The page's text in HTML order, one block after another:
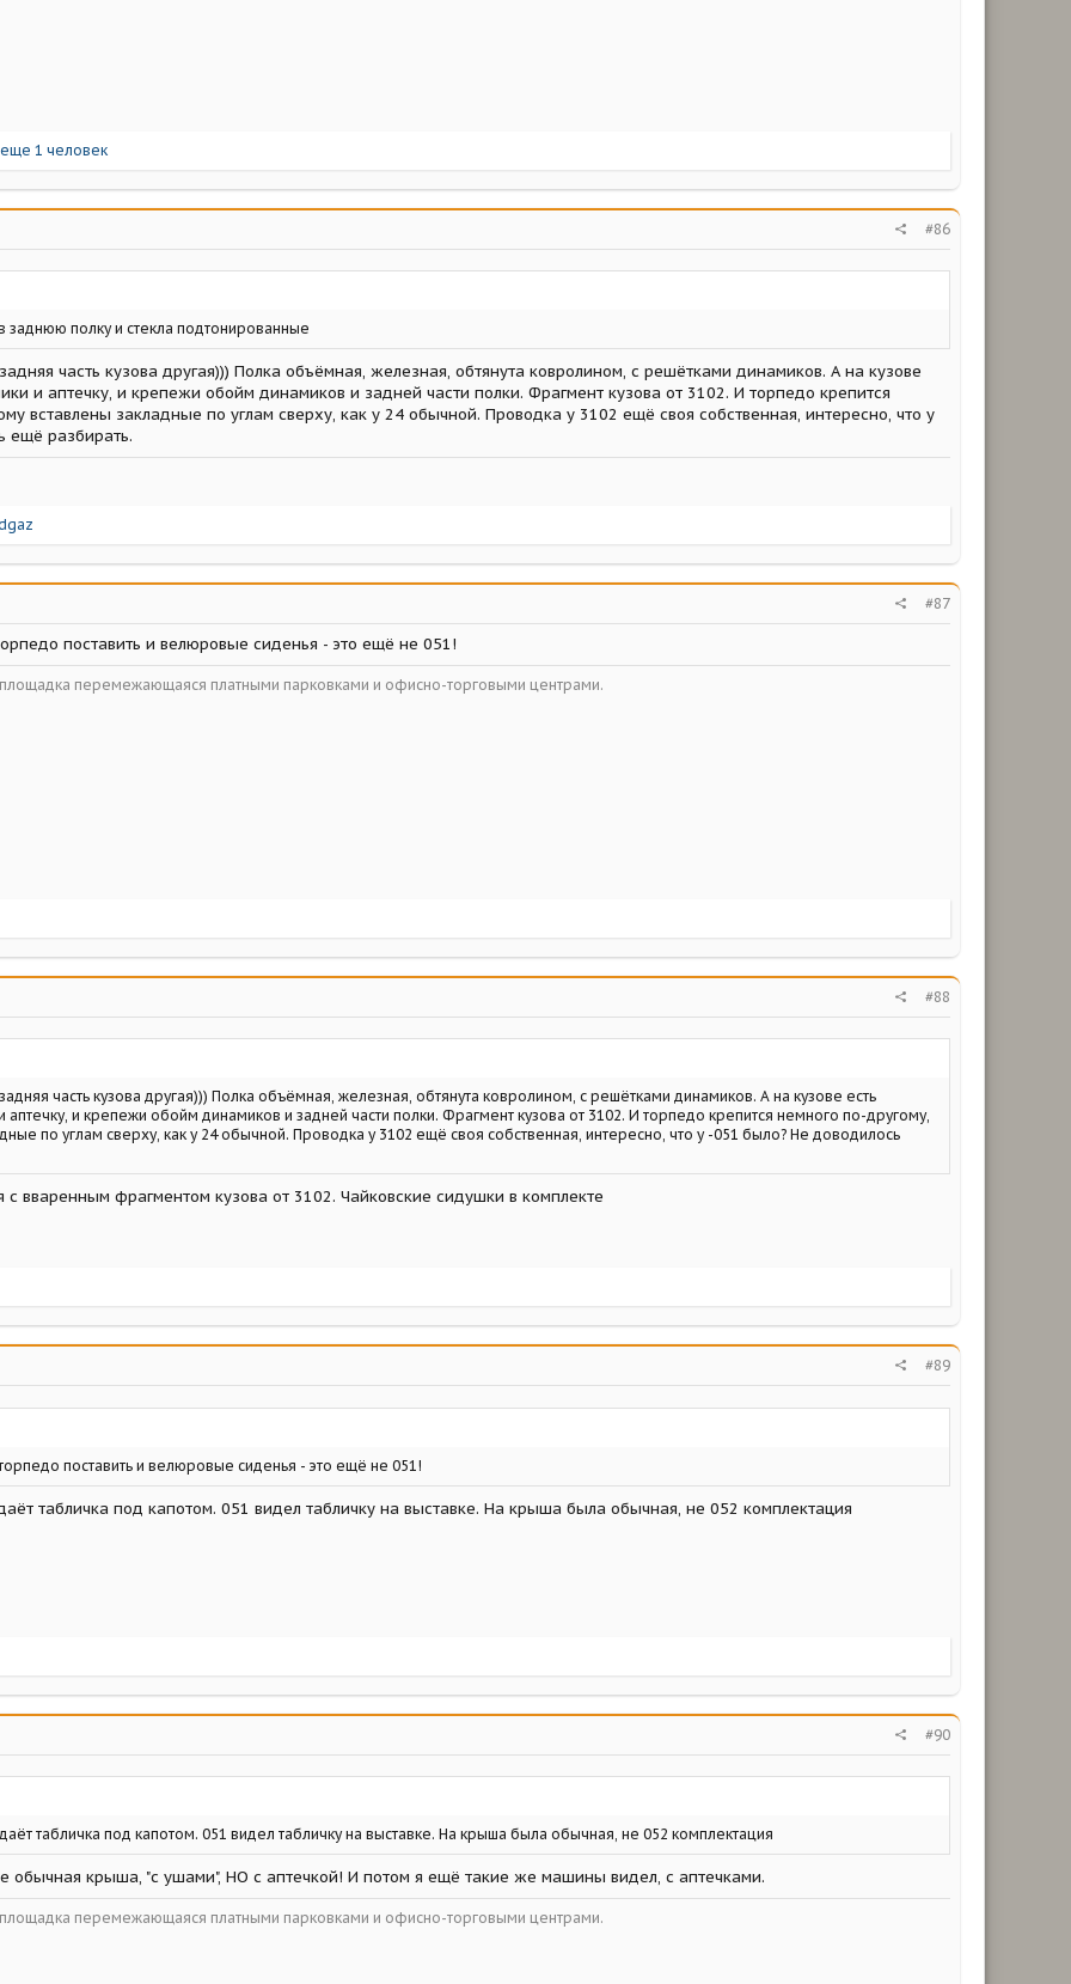
1 человек
#86
заднюю полку и стекла подтонированные
часть кузова другая))) Полка объёмная, железная, обтянута ковролином, с решётками динамиков. А на кузове
и аптечку, и крепежи обойм динамиков и задней части полки. Фрагмент кузова от 3102. И торпедо крепится
вставлены закладные по углам сверху, как у 24 обычной. Проводка у 3102 ещё своя собственная, интересно, что у
ещё разбирать.
#87
поставить и велюровые сиденья - это ещё не 051!
перемежающаяся платными парковками и офисно-торговыми центрами.
#88
часть кузова другая))) Полка объёмная, железная, обтянута ковролином, с решётками динамиков. А на кузове есть
аптечку, и крепежи обойм динамиков и задней части полки. Фрагмент кузова от 3102. И торпедо крепится немного по-другому,
по углам сверху, как у 24 обычной. Проводка у 3102 ещё своя собственная, интересно, что у -051 было? Не доводилось
с вваренным фрагментом кузова от 3102. Чайковские сидушки в комплекте
#89
поставить и велюровые сиденья - это ещё не 051!
табличка под капотом. 051 видел табличку на выставке. На крыша была обычная, не 052 комплектация
#90
табличка под капотом. 051 видел табличку на выставке. На крыша была обычная, не 052 комплектация
обычная крыша, "с ушами", НО с аптечкой! И потом я ещё такие же машины видел, с аптечками.
перемежающаяся платными парковками и офисно-торговыми центрами.